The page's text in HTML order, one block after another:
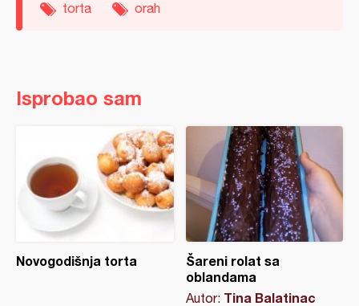
torta orah
Isprobao sam
Novogodišnja torta
Šareni rolat sa
oblandama
Autor: Tina Balatinac